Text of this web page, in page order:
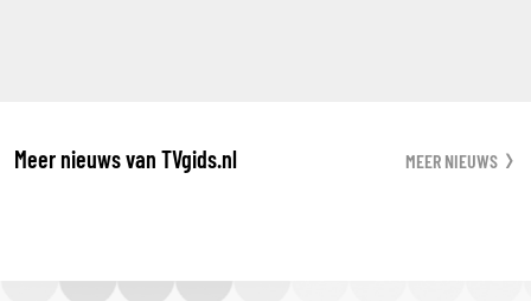
Meer nieuws van TVgids.nl MEER NIEUWS